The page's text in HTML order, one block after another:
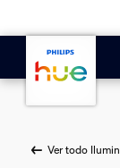
Ver todo